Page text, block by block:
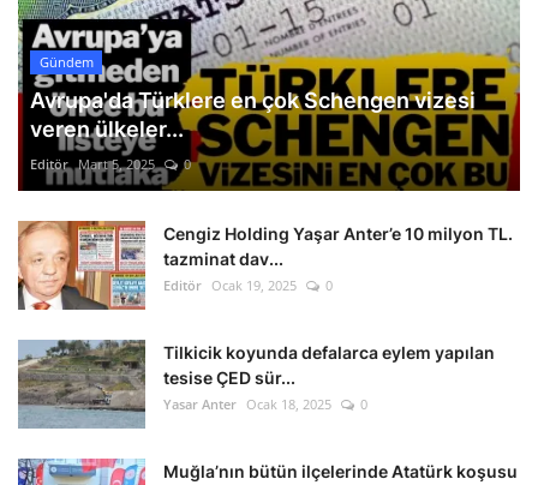
Gündem
Avrupa'da Türklere en çok Schengen vizesi
veren ülkeler...
Editör Mart 5, 2025 0
Cengiz Holding Yaşar Anter’e 10 milyon TL.
tazminat dav...
Editör Ocak 19, 2025 0
Tilkicik koyunda defalarca eylem yapılan
tesise ÇED sür...
Yasar Anter Ocak 18, 2025 0
Muğla’nın bütün ilçelerinde Atatürk koşusu